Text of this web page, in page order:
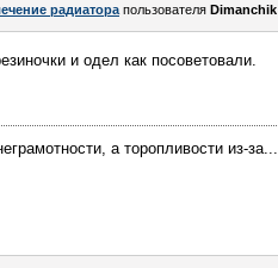
радиатора пользователя Dimanchik
и одел как посоветовали.
а торопливости из-за...